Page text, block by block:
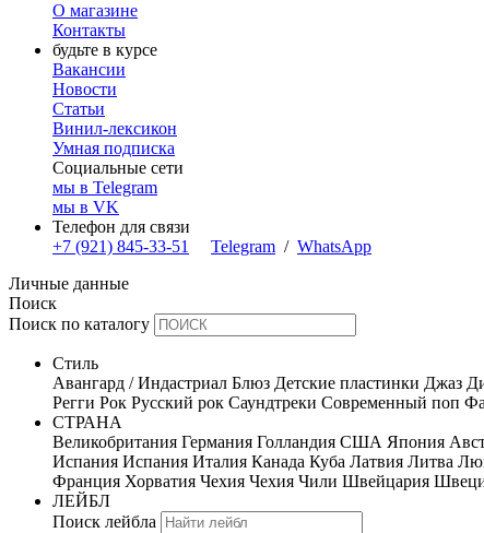
О магазине
Контакты
будьте в курсе
Вакансии
Новости
Статьи
Винил-лексикон
Умная подписка
Социальные сети
мы в Telegram
мы в VK
Телефон для связи
+7 (921) 845-33-51
Telegram / WhatsApp
Личные данные
Поиск
Поиск по каталогу
Стиль
Авангард / Индастриал Блюз Детские пластинки Джаз
Регги Рок Русский рок Саундтреки Современный поп
СТРАНА
Великобритания Германия Голландия США Япония
Испания Испания Италия Канада Куба Латвия Литва
Франция Хорватия Чехия Чехия Чили Швейцария
ЛЕЙБЛ
Поиск лейбла